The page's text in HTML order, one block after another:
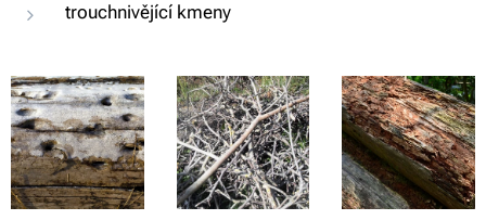
trouchnivějící kmeny